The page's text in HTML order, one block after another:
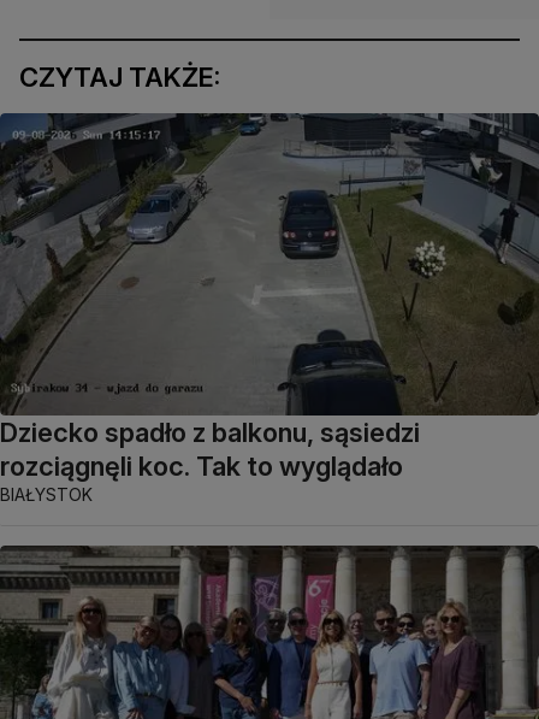
CZYTAJ TAKŻE:
Dziecko spadło z balkonu, sąsiedzi
rozciągnęli koc. Tak to wyglądało
BIAŁYSTOK